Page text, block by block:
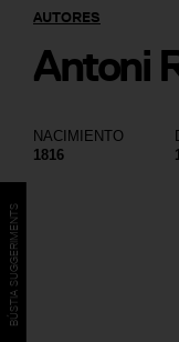
NACIMIENTO
1816
AUTORES
Antoni
BÚSTIA SUGGERIMENTS